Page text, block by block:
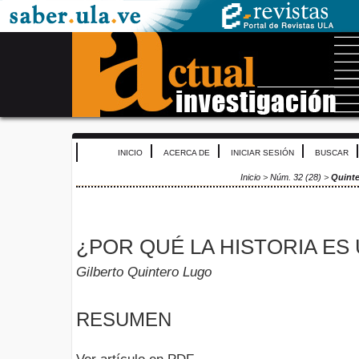
INICIO ACERCA DE INICIAR SESIÓN BUSCAR
Inicio> Núm. 32 (28) >
¿POR QUÉ LA HISTORIA ES
Gilberto Quintero Lugo
RESUMEN